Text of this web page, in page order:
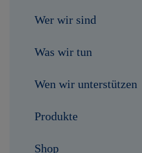
Wer wir sind
Was wir tun
Wen wir unterstützen
Produkte
Shop